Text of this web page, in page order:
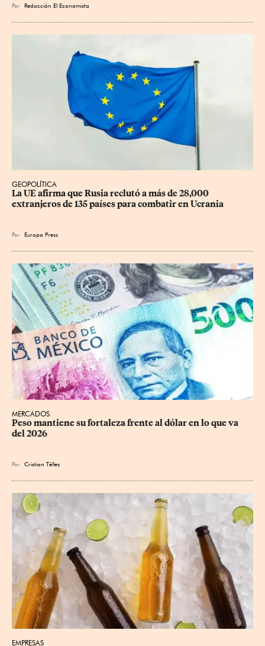
Por Redacción El Economista
GEOPOLÍTICA
La UE afirma que Rusia reclutó a más de 28,000
extranjeros de 135 países para combatir en Ucrania
Por Europa Press
MERCADOS
Peso mantiene su fortaleza frente al dólar en lo que va
del 2026
Por Cristian Téllez
EMPRESAS